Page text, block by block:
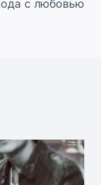
с любовью